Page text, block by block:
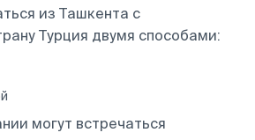
из Ташкента с
Турция двумя способами:
могут встречаться